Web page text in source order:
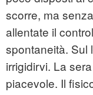
scorre, ma
allentate il
spontaneità. Sul
irrigidirvi. La
piacevole. Il